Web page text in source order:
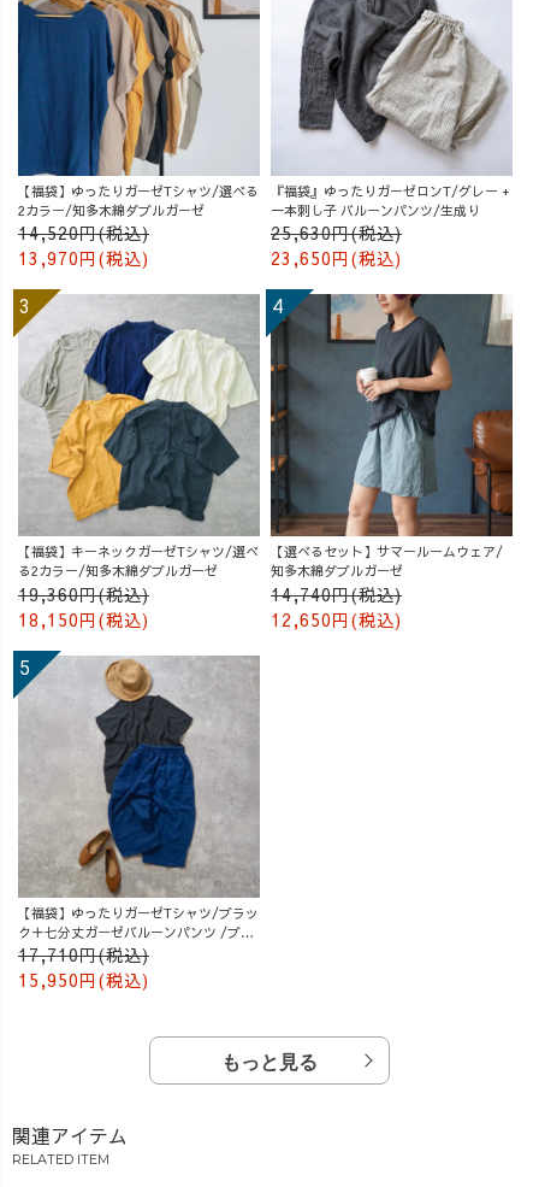
【福袋】ゆったりガーゼTシャツ/選べる
2カラー/知多木綿ダブルガーゼ
14,520円(税込)
13,970円(税込)
『福袋』ゆったりガーゼロンT/グレー +
一本刺し子 バルーンパンツ/生成り
25,630円(税込)
23,650円(税込)
【福袋】キーネックガーゼTシャツ/選べ
る2カラー/知多木綿ダブルガーゼ
19,360円(税込)
18,150円(税込)
【選べるセット】サマールームウェア/
知多木綿ダブルガーゼ
14,740円(税込)
12,650円(税込)
【福袋】ゆったりガーゼTシャツ/ブラッ
ク＋七分丈ガーゼバルーンパンツ /ブル
ー
17,710円(税込)
15,950円(税込)
もっと見る
関連アイテム
RELATED ITEM